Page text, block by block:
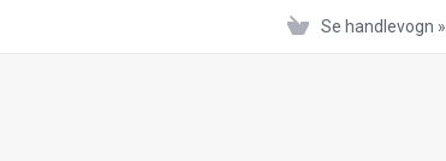
Se handlevogn »